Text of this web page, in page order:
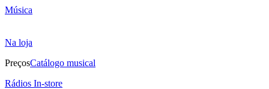
Música
Na loja
PreçosCatálogo musical
Rádios In-store